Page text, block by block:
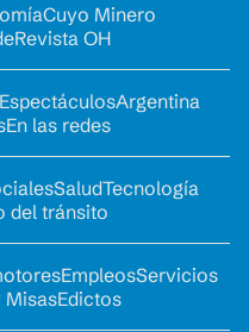
Cuyo Minero
Revista OH
EspectáculosArgentina
En las redes
SaludTecnología
del tránsito
EmpleosServicios
MisasEdictos